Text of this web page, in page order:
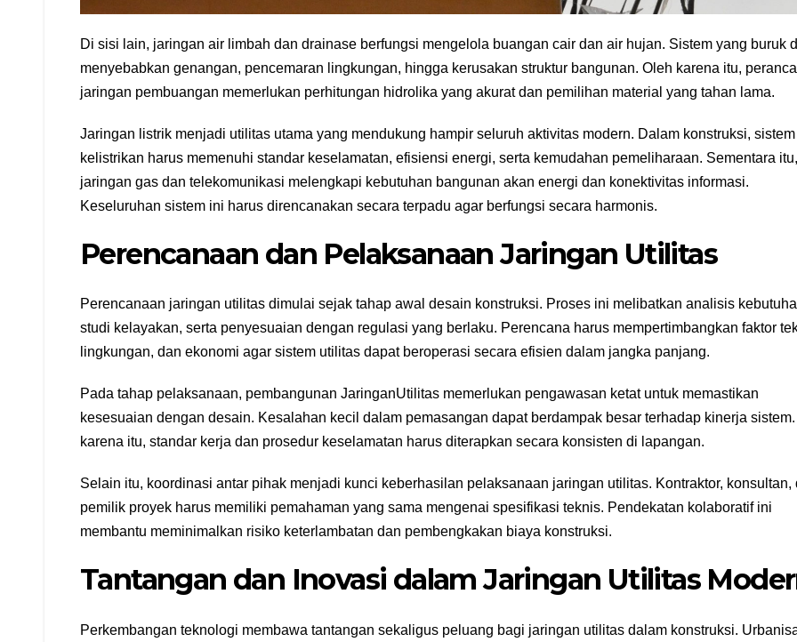
Di sisi lain, jaringan air limbah dan drainase berfungsi mengelola buangan cair dan air hujan. Sistem yang buruk
menyebabkan genangan, pencemaran lingkungan, hingga kerusakan struktur bangunan. Oleh karena itu,
jaringan pembuangan memerlukan perhitungan hidrolika yang akurat dan pemilihan material yang tahan lama.
Jaringan listrik menjadi utilitas utama yang mendukung hampir seluruh aktivitas modern. Dalam konstruksi, sistem
kelistrikan harus memenuhi standar keselamatan, efisiensi energi, serta kemudahan pemeliharaan. Sementara itu,
jaringan gas dan telekomunikasi melengkapi kebutuhan bangunan akan energi dan konektivitas informasi.
Keseluruhan sistem ini harus direncanakan secara terpadu agar berfungsi secara harmonis.
Perencanaan dan Pelaksanaan Jaringan Utilitas
Perencanaan jaringan utilitas dimulai sejak tahap awal desain konstruksi. Proses ini melibatkan analisis
studi kelayakan, serta penyesuaian dengan regulasi yang berlaku. Perencana harus mempertimbangkan faktor
lingkungan, dan ekonomi agar sistem utilitas dapat beroperasi secara efisien dalam jangka panjang.
Pada tahap pelaksanaan, pembangunan JaringanUtilitas memerlukan pengawasan ketat untuk memastikan
kesesuaian dengan desain. Kesalahan kecil dalam pemasangan dapat berdampak besar terhadap kinerja
karena itu, standar kerja dan prosedur keselamatan harus diterapkan secara konsisten di lapangan.
Selain itu, koordinasi antar pihak menjadi kunci keberhasilan pelaksanaan jaringan utilitas. Kontraktor, konsultan,
pemilik proyek harus memiliki pemahaman yang sama mengenai spesifikasi teknis. Pendekatan kolaboratif ini
membantu meminimalkan risiko keterlambatan dan pembengkakan biaya konstruksi.
Tantangan dan Inovasi dalam Jaringan Utilitas
Perkembangan teknologi membawa tantangan sekaligus peluang bagi jaringan utilitas dalam konstruksi.